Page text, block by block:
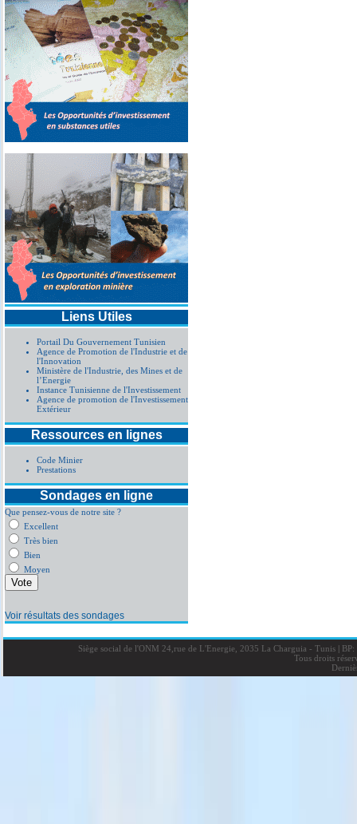
Liens Utiles
Portail Du Gouvernement Tunisien
Agence de Promotion de l'Industrie et de
l'Innovation
Ministère de l'Industrie, des Mines et de
l’Energie
Instance Tunisienne de l'Investissement
Agence de promotion de l'Investissement
Extérieur
Ressources en lignes
Code Minier
Prestations
Sondages en ligne
Que pensez-vous de notre site ?
Excellent
Très bien
Bien
Moyen
Voir résultats des sondages
Siège social de l'ONM 24,rue de L'Energie, 2035 La Charguia - Tunis |BP:
Tous droits